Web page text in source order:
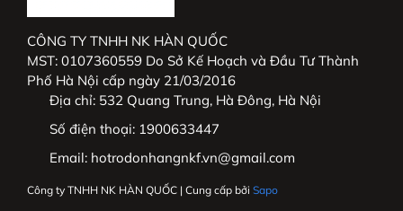
#somingantay #somicongso #aococtaynu
#somicoctay #sominutrang #sominungantay
#sominucongso #aosomivaihanquoc
#aosomicaocap #aomoi #aosomink #sominugiare
#sominuhanquoc #somitayngan #somiunisex
#somibasic #aosomi #somikieu #somigiare
#somicoctaynu #somidep #sominudep
#somitayngan #somitrang #somiformrong
CÔNG TY TNHH NK HÀN QUỐC
MST: 0107360559 Do Sở Kế Hoạch và Đầu Tư Thành
Phố Hà Nội cấp ngày 21/03/2016
Địa chỉ: 532 Quang Trung, Hà Đông, Hà Nội
Số điện thoại: 1900633447
Email: hotrodonhangnkf.vn@gmail.com
Công ty TNHH NK HÀN QUỐC | Cung cấp bởi Sapo